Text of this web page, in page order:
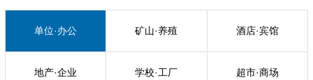
单位·办公 矿山·养殖 酒店·宾馆
地产·企业 学校·工厂 超市·商场